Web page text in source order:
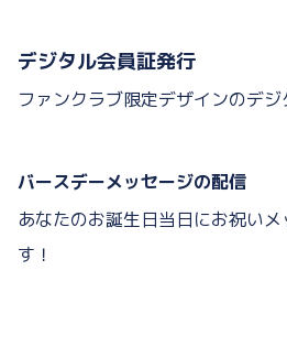
デジタル会員証発行
ファンクラブ限定デザインのデジ
バースデーメッセージの配信
あなたのお誕生日当日にお祝い
す！